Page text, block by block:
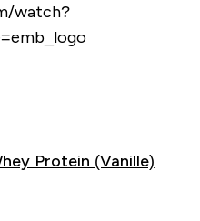
watch?
Protein (Vanille)